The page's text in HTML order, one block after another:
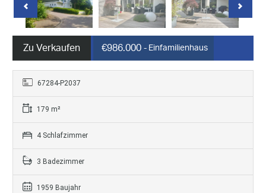
Zu Verkaufen €986.000 - Einfamilienhaus
67284-P2037
179 m²
4 Schlafzimmer
3 Badezimmer
1959 Baujahr